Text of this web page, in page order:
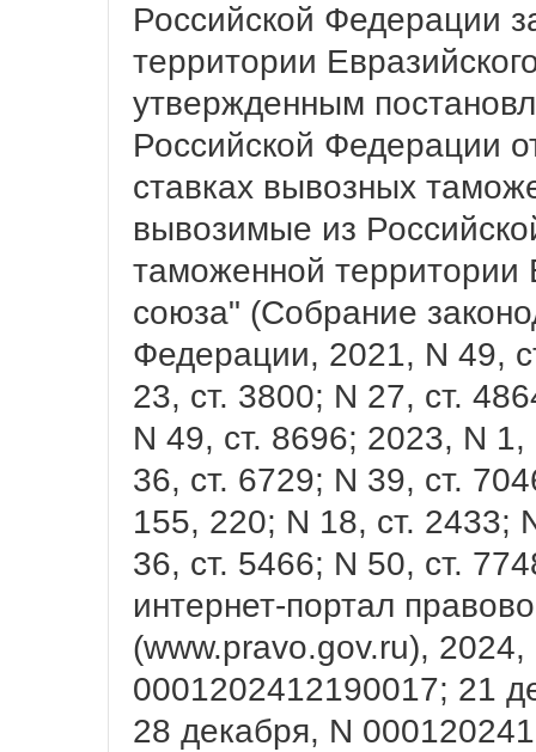
Российской Федерации
территории
утвержденным
Российской Федерации
ставках вывозных
вывозимые из
таможенной территории
союза" (Собрание
Федерации, 2021, N 49,
23, ст. 3800; N 27, ст.
N 49, ст. 8696; 2023, N
36, ст. 6729; N 39, ст.
155, 220; N 18, ст. 2433;
36, ст. 5466; N 50, ст.
интернет-портал
(www.pravo.gov.ru),
0001202412190017; 21
28 декабря, N